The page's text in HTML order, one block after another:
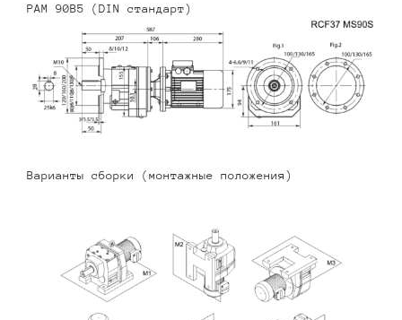
PAM 90B5 (DIN стандарт)
Варианты сборки (монтажные положения)